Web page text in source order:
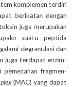
komplemen terdiri
berikatan dengan
juga merupakan
suatu peptida
degranulasi dan
juga terdapat enzim-
fragmen-
(MAC) yang dapat